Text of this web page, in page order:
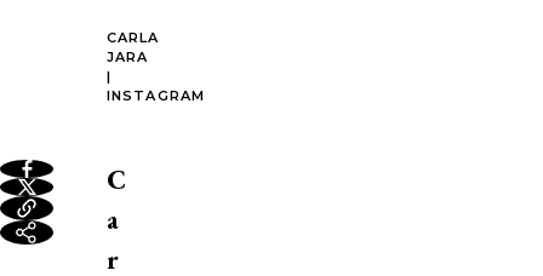
CARLA
JARA
|
INSTAGRAM
C
a
r